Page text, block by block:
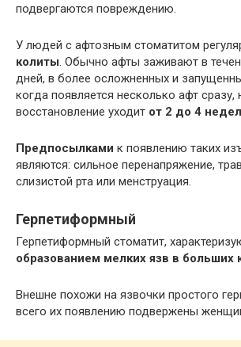
подвергаются повреждению.
У людей с афтозным стоматитом
колиты. Обычно афты заживают в
дней, в более осложненных и
когда появляется несколько афт сразу,
восстановление уходит от 2 до 4
Предпосылками к появлению таких
являются: сильное перенапряжение,
слизистой рта или менструация.
Герпетиформный
Герпетиформный стоматит,
образованием мелких язв в больших
Внешне похожи на язвочки простого
всего их появлению подвержены